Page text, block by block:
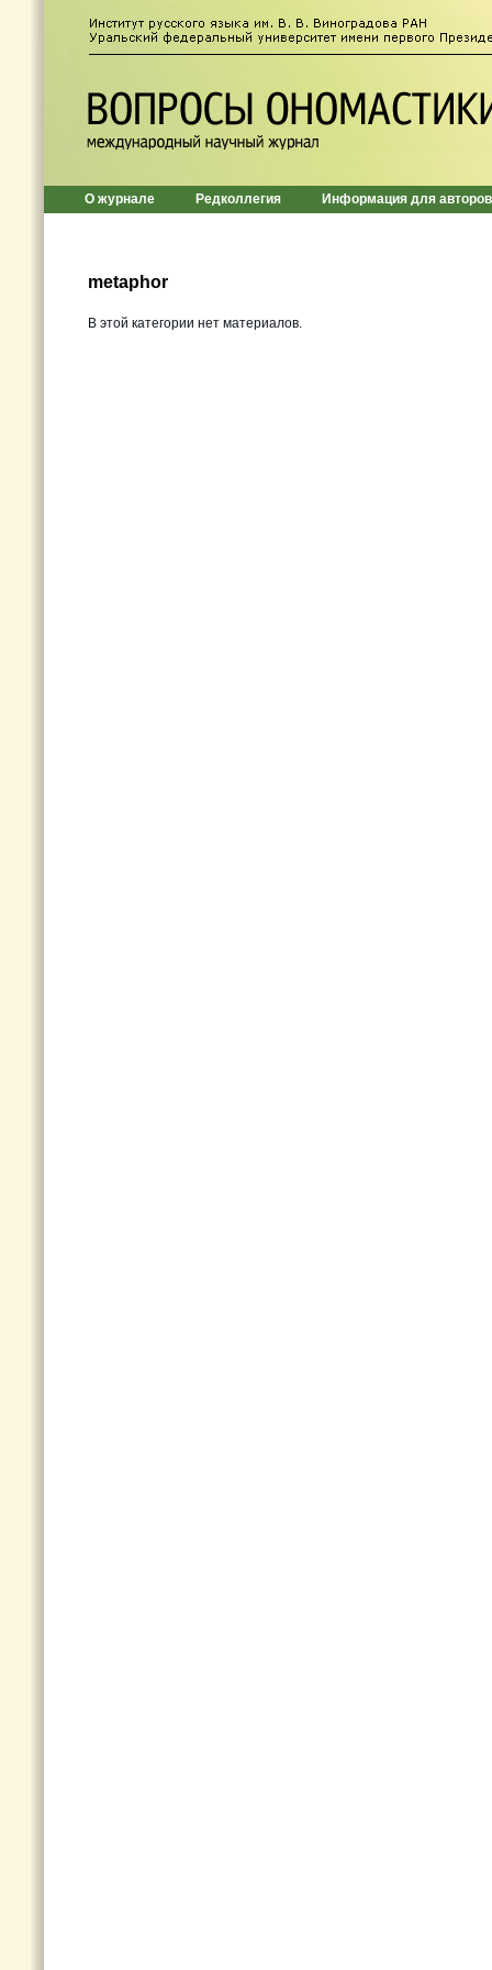
О журнале Редколлегия Информация для авторов
metaphor
В этой категории нет материалов.